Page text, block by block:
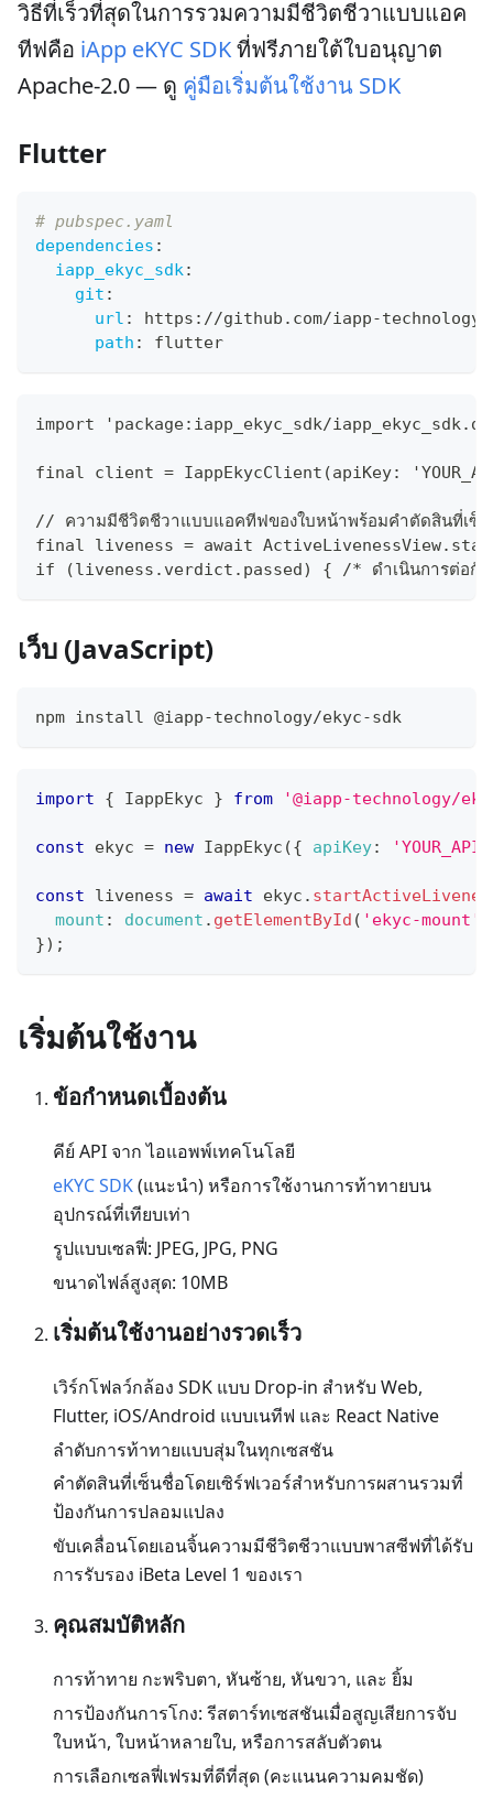
วิธีที่เร็วที่สุดในการรวมความมีชีวิตชีวาแบบแอค
ทีฟคือ iApp eKYC SDKที่ฟรีภายใต้ใบอนุญาต
Apache-2.0 — ดู คู่มือเริ่มต้นใช้งาน SDK
Flutter
# pubspec.yaml
dependencies :
iapp_ekyc_sdk:
git :
url : https : //github.com/iapp-
path : flutter
import 'package:iapp_ekyc_sdk/
final client = IappEkycClient(apiKey:
// ความมีชีวิตชีวาแบบแอคทีฟของใบหน้าพร้อมคำตัดสินที่เซ็น
final liveness = await
if (liveness.verdict.passed) { /* ดำเนินการต่อกับ
เว็บ (JavaScript)
npm install @iapp-technology/ekyc-sdk
import { IappEkyc } from '@iapp-technology/
const ekyc = new IappEkyc ({ apiKey:
const liveness = await ekyc .
mount : document . getElementById ( 'ekyc-mount'
}) ;
เริ่มต้นใช้งาน
ข้อกำหนดเบื้องต้น
คีย์ API จาก ไอแอพพ์เทคโนโลยี
eKYC SDK(แนะนำ) หรือการใช้งานการท้าทายบน
อุปกรณ์ที่เทียบเท่า
รูปแบบเซลฟี่: JPEG, JPG, PNG
ขนาดไฟล์สูงสุด: 10MB
เริ่มต้นใช้งานอย่างรวดเร็ว
เวิร์กโฟลว์กล้อง SDK แบบ Drop-in สำหรับ Web,
Flutter, iOS/Android แบบเนทีฟ และ React Native
ลำดับการท้าทายแบบสุ่มในทุกเซสชัน
คำตัดสินที่เซ็นชื่อโดยเซิร์ฟเวอร์สำหรับการผสานรวมที่
ป้องกันการปลอมแปลง
ขับเคลื่อนโดยเอนจิ้นความมีชีวิตชีวาแบบพาสซีฟที่ได้รับ
การรับรอง iBeta Level 1 ของเรา
คุณสมบัติหลัก
การท้าทาย กะพริบตา, หันซ้าย, หันขวา, และ ยิ้ม
การป้องกันการโกง: รีสตาร์ทเซสชันเมื่อสูญเสียการจับ
ใบหน้า, ใบหน้าหลายใบ, หรือการสลับตัวตน
การเลือกเซลฟี่เฟรมที่ดีที่สุด (คะแนนความคมชัด)